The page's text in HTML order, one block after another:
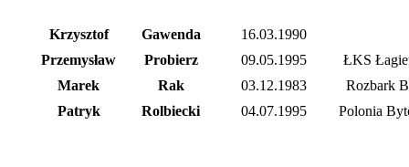
Krzysztof Gawenda
16.03.1990
Przemysław
Probierz 09.05.1995
ŁKS
Marek
Rak 03.12.1983
Rozbark
Patryk
Rolbiecki 04.07.1995 Polonia